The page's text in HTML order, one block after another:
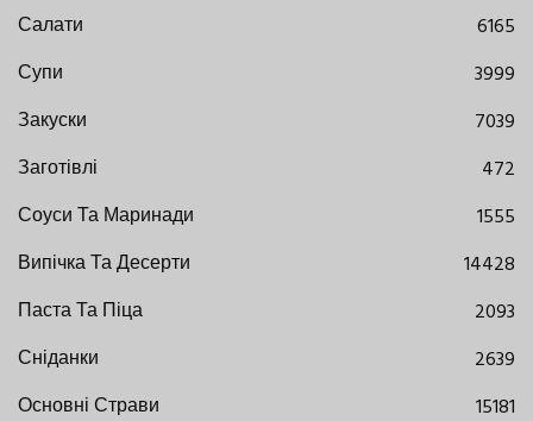
Салати
6165
Супи
3999
Закуски
7039
Заготівлі
472
Соуси Та Маринади
1555
Випічка Та Десерти
14428
Паста Та Піца
2093
Сніданки
2639
Основні Страви
15181